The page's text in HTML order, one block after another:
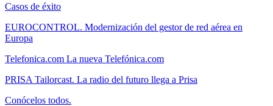
Casos de éxito
EUROCONTROL. Modernización del gestor de red aérea en
Europa
Telefonica.com La nueva Telefónica.com
PRISA Tailorcast. La radio del futuro llega a Prisa
Conócelos todos.